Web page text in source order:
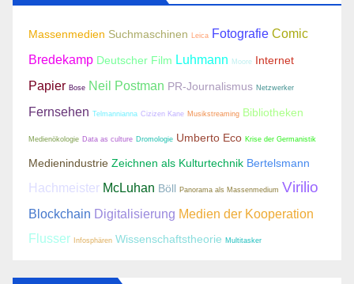
Massenmedien Suchmaschinen Leica Fotografie Comic
Bredekamp Deutscher Film Luhmann Moore Internet
Papier Bose Neil Postman PR-Journalismus Netzwerker
Fernsehen Telmannianna Cizizen Kane Musikstreaming Bibliotheken
Medienökologie Data as culture Dromologie Umberto Eco Krise der Germanistik
Medienindustrie Zeichnen als Kulturtechnik Bertelsmann
Hachmeister McLuhan Böll Panorama als Massenmedium Virilio
Blockchain Digitalisierung Medien der Kooperation
Flusser
Infosphären Wissenschaftstheorie Multitasker